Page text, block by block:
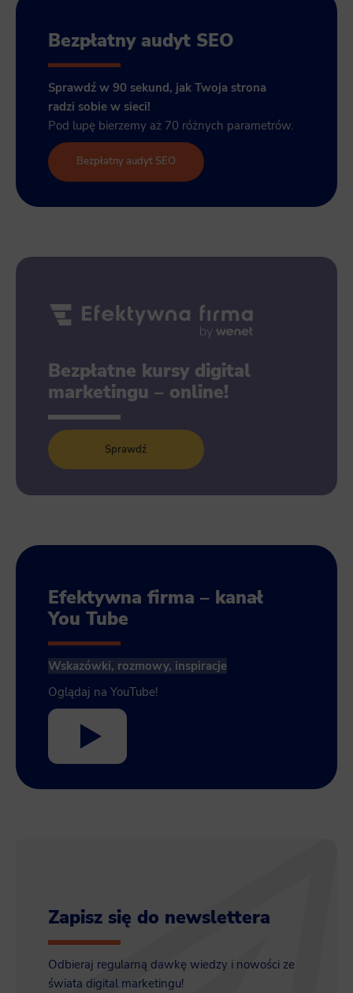
Bezpłatny audyt SEO
Sprawdź w 90 sekund, jak Twoja strona
radzi sobie w sieci!
Pod lupę bierzemy aż 70 różnych parametrów.
Bezpłatny audyt SEO
Bezpłatne kursy digital
marketingu – online!
Sprawdź
Efektywna firma – kanał
You Tube
Wskazówki, rozmowy, inspiracje
Oglądaj na YouTube!
Zapisz się do newslettera
Odbieraj regularną dawkę wiedzy i nowości ze
świata digital marketingu!